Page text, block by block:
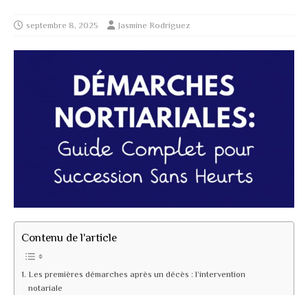
septembre 8, 2025 Jasmine Rodriguez
Contenu de l'article
Les premières démarches après un décès : l’intervention
notariale